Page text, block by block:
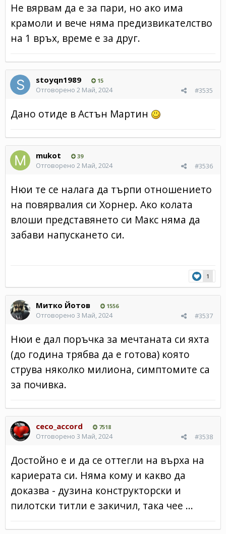
Не вярвам да е за пари, но ако има
крамоли и вече няма предизвикателство
на 1 връх, време е за друг.
stoyqn1989 15
#3535
Отговорено 2 Май, 2024
Дано отиде в Астън Мартин
mukot 39
#3536
Отговорено 2 Май, 2024
Нюи те се налага да търпи отношението
на повярвалия си Хорнер. Ако колата
влоши представянето си Макс няма да
забави напускането си.
1
Митко Йотов 1556
#3537
Отговорено 3 Май, 2024
Нюи е дал поръчка за мечтаната си яхта
(до година трябва да е готова) която
струва няколко милиона, симптомите са
за почивка.
ceco_accord 7518
#3538
Отговорено 3 Май, 2024
Достойно е и да се оттегли на върха на
кариерата си. Няма кому и какво да
доказва - дузина конструкторски и
пилотски титли е закичил, така чее ...